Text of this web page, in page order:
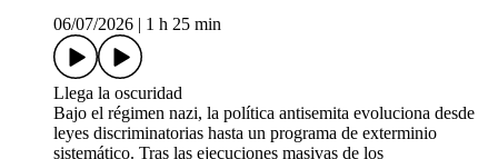
06/07/2026
1 h 25 min
Llega la oscuridad
Bajo el régimen nazi, la política antisemita evoluciona desde
leyes discriminatorias hasta un programa de exterminio
sistemático. Tras las ejecuciones masivas de los